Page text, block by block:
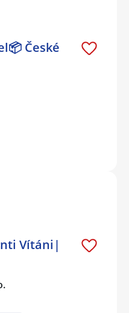
České
Vítáni|